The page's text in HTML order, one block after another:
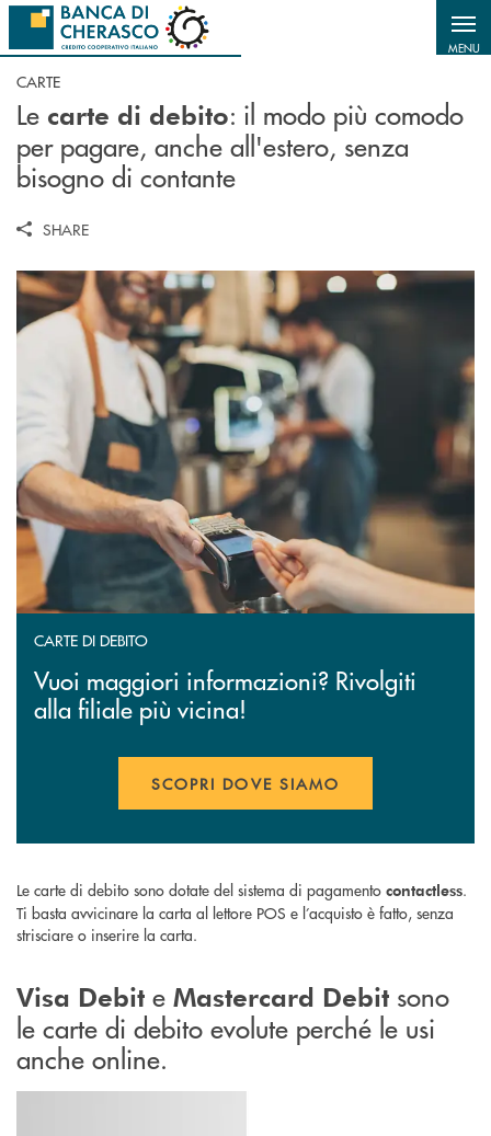
Salta al contenuto principale
MENU
CARTE
Le carte di debito: il modo più comodo
per pagare, anche all'estero, senza
bisogno di contante
SHARE
CARTE DI DEBITO
Vuoi maggiori informazioni? Rivolgiti
alla filiale più vicina!
SCOPRI DOVE SIAMO
Le carte di debito sono dotate del sistema di pagamento contactless.
Ti basta avvicinare la carta al lettore POS e l’acquisto è fatto, senza
strisciare o inserire la carta.
Visa Debit e Mastercard Debit sono
le carte di debito evolute perché le usi
anche online.